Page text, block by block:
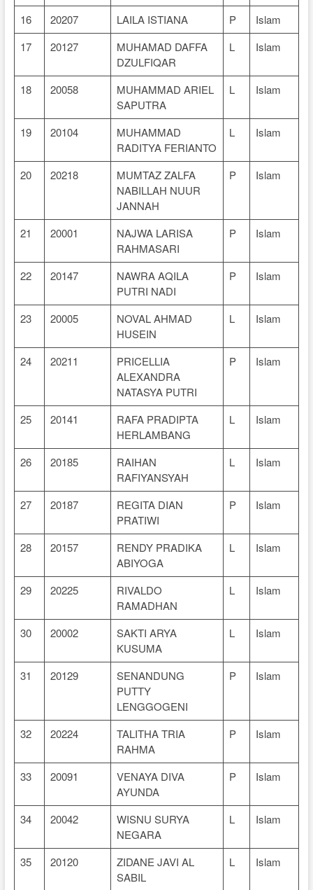
16 20207 LAILA ISTIANA P
Islam
17
20127
MUHAMAD DAFFA
DZULFIQAR
L Islam
18 20058
MUHAMMAD ARIEL
SAPUTRA
L Islam
19 20104
MUHAMMAD
RADITYA FERIANTO
L Islam
20 20218
MUMTAZ ZALFA
NABILLAH NUUR
JANNAH
P Islam
21 20001
NAJWA LARISA
RAHMASARI
P Islam
22 20147
NAWRA AQILA
PUTRI NADI
P Islam
23 20005
NOVAL AHMAD
HUSEIN
L Islam
24 20211
PRICELLIA
ALEXANDRA
NATASYA PUTRI
P Islam
25 20141
RAFA PRADIPTA
HERLAMBANG
L Islam
26 20185
RAIHAN
RAFIYANSYAH
L Islam
27 20187
REGITA DIAN
PRATIWI
P Islam
28 20157
RENDY PRADIKA
ABIYOGA
L Islam
29 20225
RIVALDO
RAMADHAN
L Islam
30 20002
SAKTI ARYA
KUSUMA
L Islam
31 20129
SENANDUNG
PUTTY
LENGGOGENI
P Islam
32 20224
TALITHA TRIA
RAHMA
P Islam
33 20091
VENAYA DIVA
AYUNDA
P Islam
34 20042
WISNU SURYA
NEGARA
L Islam
35 20120
ZIDANE JAVI AL
SABIL
L Islam